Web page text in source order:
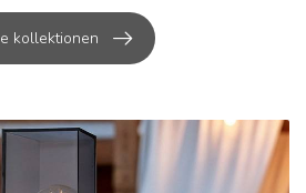
kollektionen